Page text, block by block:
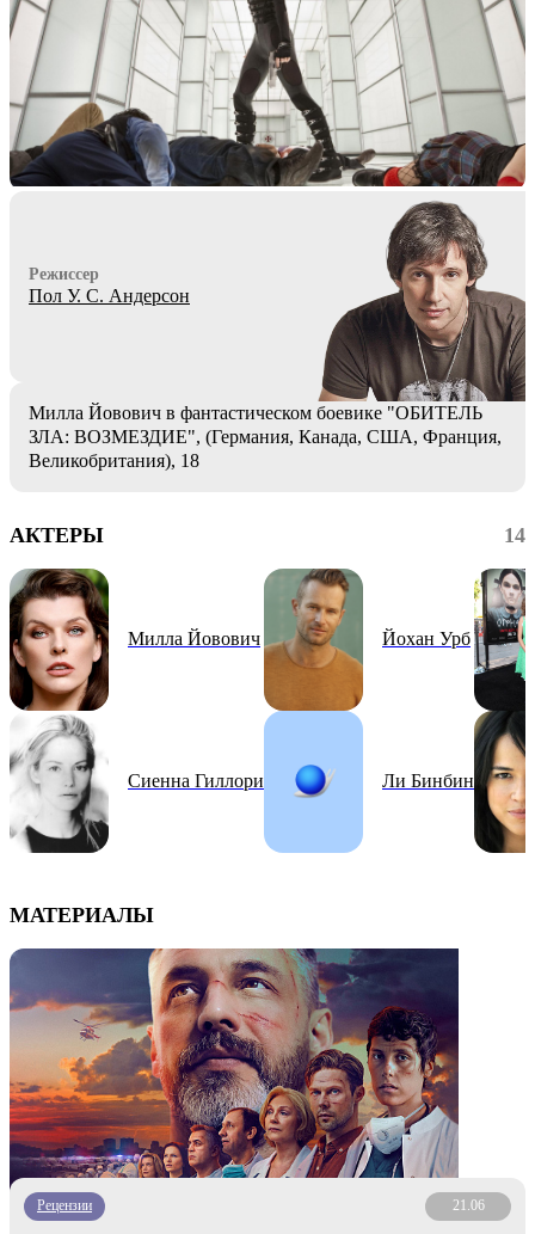
Режиссер
Пол У. С. Андерсон
Милла Йовович в фантастическом боевике "ОБИТЕЛЬ
ЗЛА: ВОЗМЕЗДИЕ", (Германия, Канада, США, Франция,
Великобритания), 18
АКТЕРЫ 14
Милла Йовович
Сиенна Гиллори
Йохан Урб
Ли Бинбин
МАТЕРИАЛЫ
Рецензии 21.06